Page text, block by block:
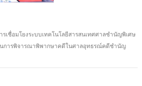
รเชื่อมโยงระบบเทคโนโลยีสารสนเทศศาลชำนัญพิเศษ
การพิจารณาพิพากษาคดีในศาลอุทธรณ์คดีชำนัญ